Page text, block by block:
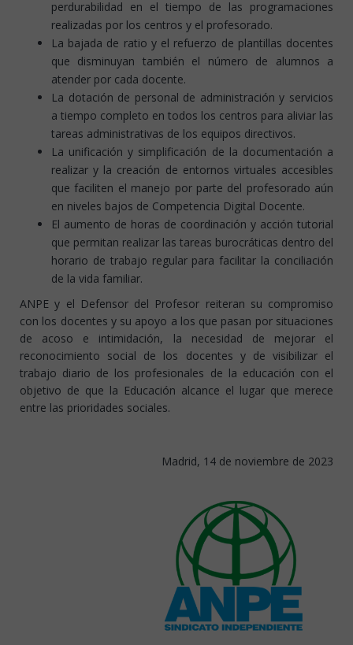
perdurabilidad en el tiempo de las programaciones
realizadas por los centros y el profesorado.
La bajada de ratio y el refuerzo de plantillas docentes
que disminuyan también el número de alumnos a
atender por cada docente.
La dotación de personal de administración y servicios
a tiempo completo en todos los centros para aliviar las
tareas administrativas de los equipos directivos.
La unificación y simplificación de la documentación a
realizar y la creación de entornos virtuales accesibles
que faciliten el manejo por parte del profesorado aún
en niveles bajos de Competencia Digital Docente.
El aumento de horas de coordinación y acción tutorial
que permitan realizar las tareas burocráticas dentro del
horario de trabajo regular para facilitar la conciliación
de la vida familiar.
ANPE y el Defensor del Profesor reiteran su compromiso
con los docentes y su apoyo a los que pasan por situaciones
de acoso e intimidación, la necesidad de mejorar el
reconocimiento social de los docentes y de visibilizar el
trabajo diario de los profesionales de la educación con el
objetivo de que la Educación alcance el lugar que merece
entre las prioridades sociales.
Madrid, 14 de noviembre de 2023